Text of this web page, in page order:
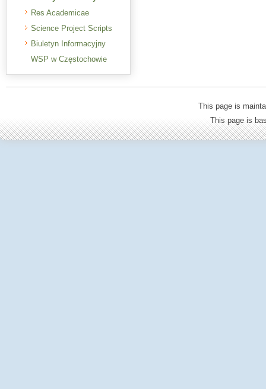
Res Academicae
Science Project Scripts
Biuletyn Informacyjny
WSP w Częstochowie
This page is
This page is